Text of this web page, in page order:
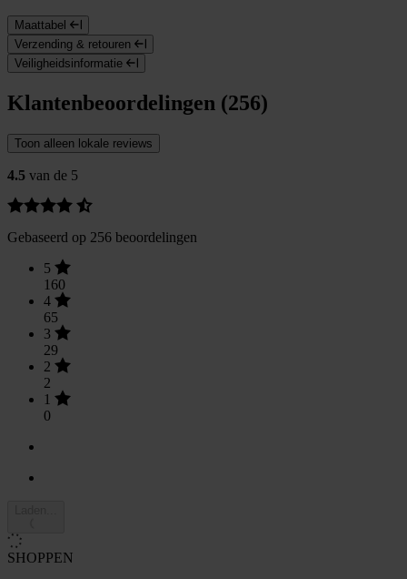
Maattabel
Verzending & retouren
Veiligheidsinformatie
Klantenbeoordelingen (256)
Toon alleen lokale reviews
4.5 van de 5
Gebaseerd op 256 beoordelingen
5
160
4
65
3
29
2
2
1
0
SHOPPEN